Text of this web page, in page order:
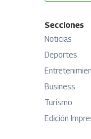
Secciones
Noticias
Deportes
Business
Turismo
Edición